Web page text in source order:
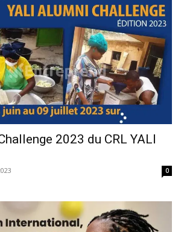
2023 du CRL YALI
0